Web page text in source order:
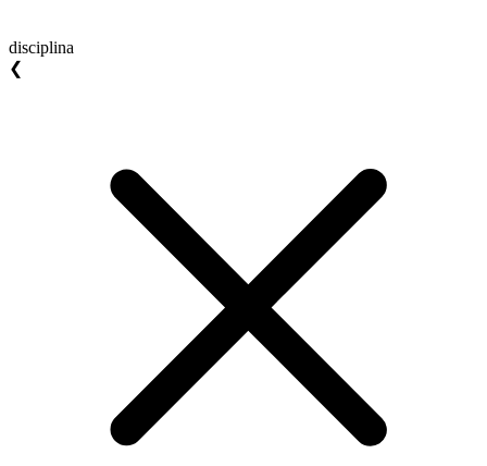
disciplina
❮